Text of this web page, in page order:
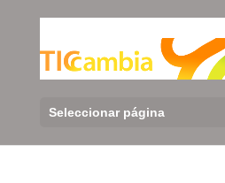
Seleccionar página